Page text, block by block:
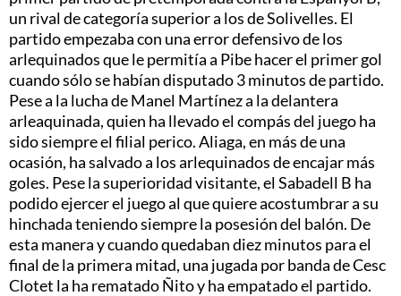
un rival de categoría superior a los de Solivelles. El
partido empezaba con una error defensivo de los
arlequinados que le permitía a Pibe hacer el primer gol
cuando sólo se habían disputado 3 minutos de partido.
Pese a la lucha de Manel Martínez a la delantera
arleaquinada, quien ha llevado el compás del juego ha
sido siempre el filial perico. Aliaga, en más de una
ocasión, ha salvado a los arlequinados de encajar más
goles. Pese la superioridad visitante, el Sabadell B ha
podido ejercer el juego al que quiere acostumbrar a su
hinchada teniendo siempre la posesión del balón. De
esta manera y cuando quedaban diez minutos para el
final de la primera mitad, una jugada por banda de Cesc
Clotet la ha rematado Ñito y ha empatado el partido.